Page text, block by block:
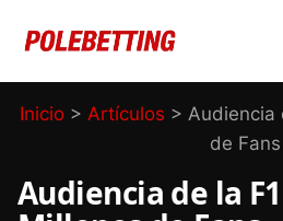
Inicio > Artículos > Audiencia
de Fans
Audiencia de la